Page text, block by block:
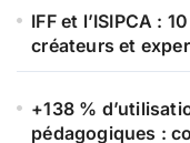
IFF et l’ISIPCA :
créateurs et
+138 %
pédagogiques :